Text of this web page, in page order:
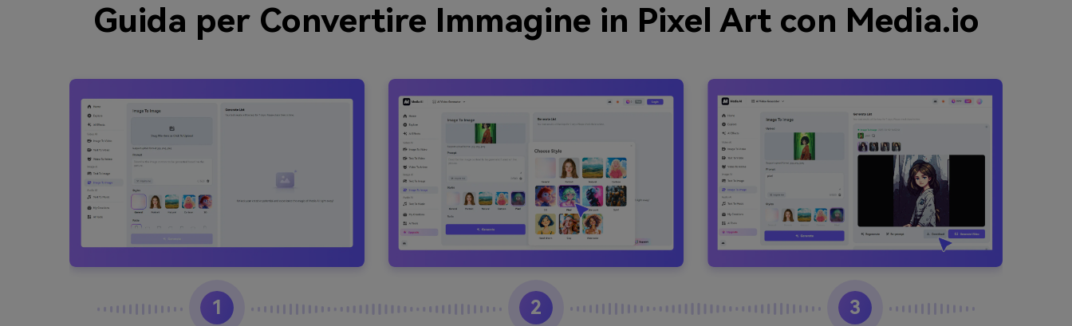
Guida per Convertire Immagine in Pixel Art con Media.io
1 2 3